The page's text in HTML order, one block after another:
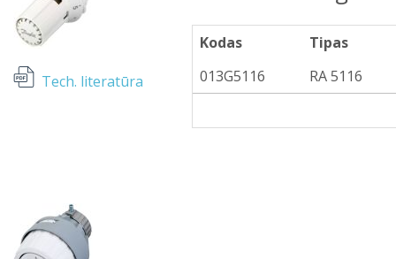
Tech. literatūra
Kodas
Tipas
013G5116
RA 5116